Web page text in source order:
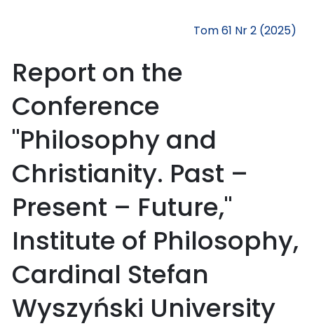
Tom 61 Nr 2 (2025)
Report on the
Conference
"Philosophy and
Christianity. Past –
Present – Future,"
Institute of Philosophy,
Cardinal Stefan
Wyszyński University